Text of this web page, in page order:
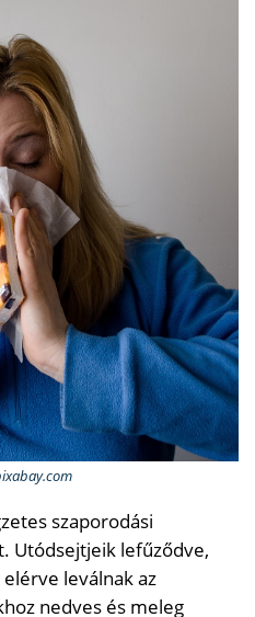
szaporodási
Utódsejtjeik lefűződve,
leválnak az
nedves és meleg